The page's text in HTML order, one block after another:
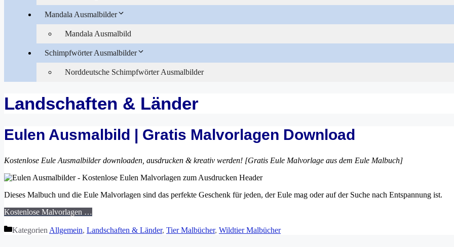
Mandala Ausmalbilder
Mandala Ausmalbild
Schimpfwörter Ausmalbilder
Norddeutsche Schimpfwörter Ausmalbilder
Landschaften & Länder
Eulen Ausmalbild | Gratis Malvorlagen Download
Kostenlose Eule Ausmalbilder downloaden, ausdrucken & kreativ werden! [Gratis Eule Malvorlage aus dem Eule Malbuch]
Dieses Malbuch und die Eule Malvorlagen sind das perfekte Geschenk für jeden, der Eule mag oder auf der Suche nach Entspannung ist.
Kostenlose Malvorlagen …
Kategorien Allgemein, Landschaften & Länder, Tier Malbücher, Wildtier Malbücher